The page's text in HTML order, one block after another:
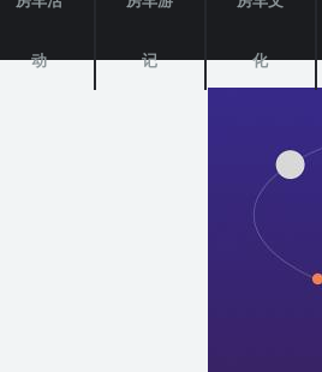
动 记 化